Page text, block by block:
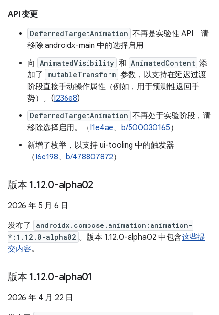
API 变更
DeferredTargetAnimation 不再是实验性 API，请
移除 androidx-main 中的选择启用
向 AnimatedVisibility 和 AnimatedContent 添
加了
mutableTransform 参数，以支持在延迟过渡
阶段直接手动操作属性（例如，用于预测性返回手
势）。(I236e8)
DeferredTargetAnimation 不再处于实验阶段，请
移除选择启用。（I1e4ae、 b/500030165）
新增了枚举，以支持 ui-tooling 中的触发器
（I6e198、 b/478807872）
版本 1.12.0-alpha02
2026 年 5 月 6 日
发布了
androidx.compose.animation:animation-
*:1.12.0-alpha02 。版本 1.12.0-alpha02 中包含这些提
交内容。
版本 1.12.0-alpha01
2026 年 4 月 22 日